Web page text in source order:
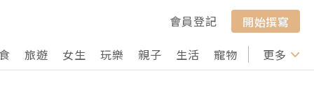
會員登記
開始撰寫
旅遊 女生 玩樂 親子 生活 寵物 行山 打卡
更多